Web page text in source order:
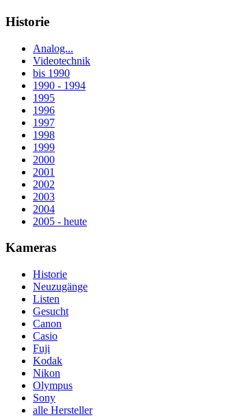
Historie
Analog...
Videotechnik
bis 1990
1990 - 1994
1995
1996
1997
1998
1999
2000
2001
2002
2003
2004
2005 - heute
Kameras
Historie
Neuzugänge
Listen
Gesucht
Canon
Casio
Fuji
Kodak
Nikon
Olympus
Sony
alle Hersteller